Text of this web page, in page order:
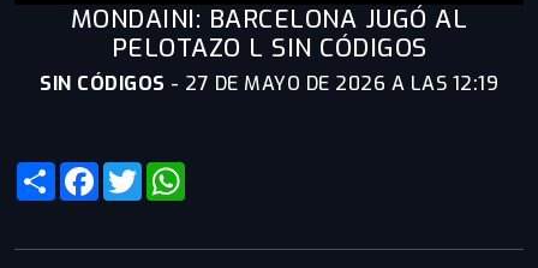
MONDAINI: BARCELONA JUGÓ AL
PELOTAZO L SIN CÓDIGOS
SIN CÓDIGOS - 27 DE MAYO DE 2026 A LAS 12:19
ShareFacebook
Twitter